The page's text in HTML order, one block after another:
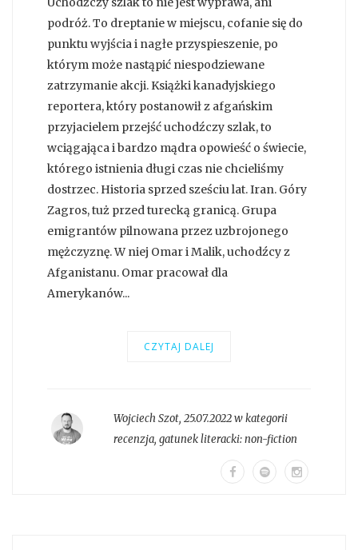
podróż. To dreptanie w miejscu, cofanie się do
punktu wyjścia i nagłe przyspieszenie, po
którym może nastąpić niespodziewane
zatrzymanie akcji. Książki kanadyjskiego
reportera, który postanowił z afgańskim
przyjacielem przejść uchodźczy szlak, to
wciągająca i bardzo mądra opowieść o świecie,
którego istnienia długi czas nie chcieliśmy
dostrzec. Historia sprzed sześciu lat. Iran. Góry
Zagros, tuż przed turecką granicą. Grupa
emigrantów pilnowana przez uzbrojonego
mężczyznę. W niej Omar i Malik, uchodźcy z
Afganistanu. Omar pracował dla
Amerykanów...
CZYTAJ DALEJ
Wojciech Szot, 25.07.2022 w kategorii
recenzja, gatunek literacki:non-fiction